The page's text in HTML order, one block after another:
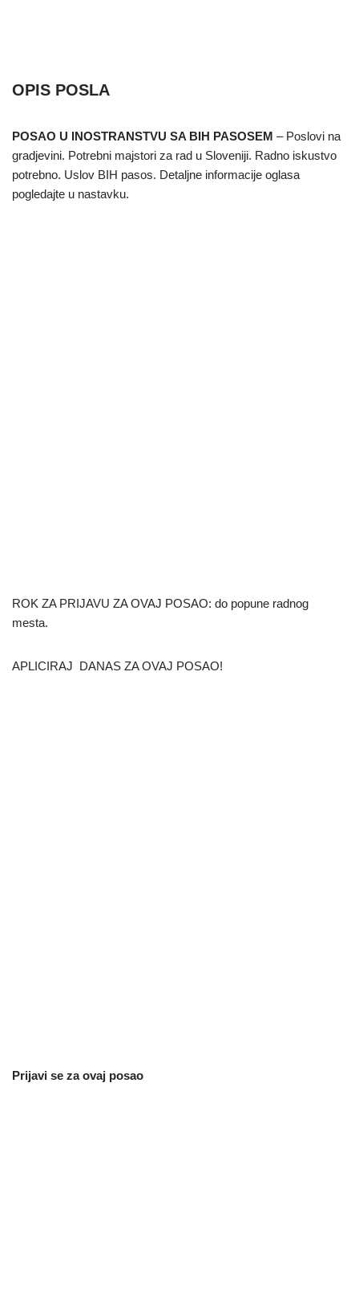
OPIS POSLA
POSAO U INOSTRANSTVU SA BIH PASOSEM – Poslovi na
gradjevini. Potrebni majstori za rad u Sloveniji. Radno iskustvo
potrebno. Uslov BIH pasos. Detaljne informacije oglasa
pogledajte u nastavku.
ROK ZA PRIJAVU ZA OVAJ POSAO: do popune radnog
mesta.
APLICIRAJ DANAS ZA OVAJ POSAO!
Prijavi se za ovaj posao